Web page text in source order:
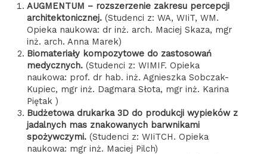
AUGMENTUM – rozszerzenie zakresu percepcji
architektonicznej.(Studenci z: WA, WIiT, WM.
Opieka naukowa: dr inż. arch. Maciej Skaza, mgr
inż. arch. Anna Marek)
Biomateriały kompozytowe do zastosowań
medycznych. (Studenci z: WIMIF. Opieka
naukowa: prof. dr hab. inż. Agnieszka Sobczak-
Kupiec, mgr inż. Dagmara Słota, mgr inż. Karina
Piętak )
Budżetowa drukarka 3D do produkcji wypieków z
jadalnych mas znakowanych barwnikami
spożywczymi.(Studenci z: WIiTCH. Opieka
naukowa: mgr inż. Maciej Pilch)